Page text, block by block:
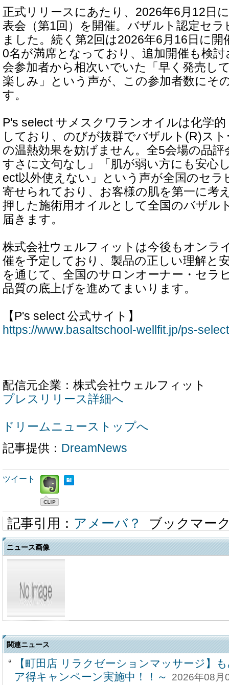
正式リリースにあたり、2026年6月12日
表会（第1回）を開催。バザルト認定セ
ました。続く第2回は2026年6月16日に
0名が満席となっており、追加開催も検
会参加者から相次いでいた「早く発売し
楽しみ」という声が、この参加者数にそ
す。
P's select サメスクワランオイルは化学
しており、のびが抜群でバザルト(R)ス
の温熱効果を妨げません。全5会場の品
すさに文句なし」「肌が弱い方にも安心
ect以外使えない」という声が全国のセ
寄せられており、お客様の肌を第一に考
押した施術用オイルとして全国のバザル
届きます。
株式会社ウェルフィットは今後もオンラ
催を予定しており、製品の正しい理解と
を通じて、全国のサロンオーナー・セラ
品質の底上げを進めてまいります。
【P's select 公式サイト】
https://www.basaltschool-wellfit.jp/ps-
配信元企業：株式会社ウェルフィット
プレスリリース詳細へ
ドリームニューストップへ
記事提供： DreamNews
ツイート
記事引用： アメーバ？ ブックマー
ニュース画像
関連ニュース
【町田店 リラクゼーションマッサージ】
ア得キャンペーン実施中！！～
2026年08月